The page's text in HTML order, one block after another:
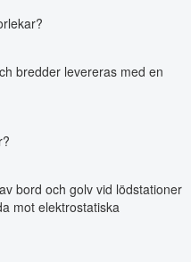
bredder levereras med en
bord och golv vid lödstationer
mot elektrostatiska